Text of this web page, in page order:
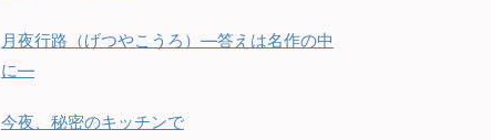
月夜行路（げつやこうろ）—答えは名作の中
に—
今夜、秘密のキッチンで